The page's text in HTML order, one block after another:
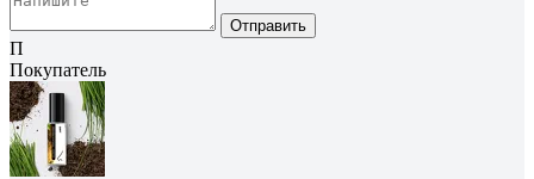
Отправить
П
Покупатель